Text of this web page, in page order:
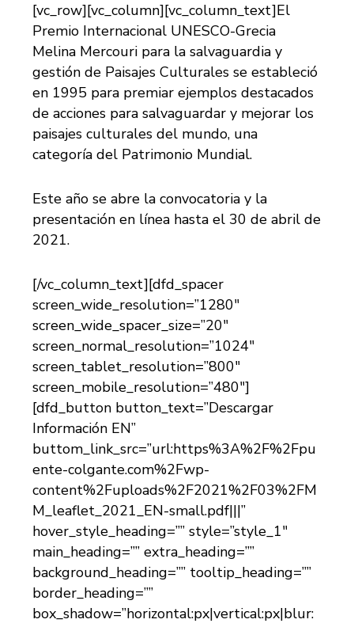
[vc_row][vc_column][vc_column_text]El
Premio Internacional UNESCO-Grecia
Melina Mercouri para la salvaguardia y
gestión de Paisajes Culturales se estableció
en 1995 para premiar ejemplos destacados
de acciones para salvaguardar y mejorar los
paisajes culturales del mundo, una
categoría del Patrimonio Mundial.
Este año se abre la convocatoria y la
presentación en línea hasta el 30 de abril de
2021.
[/vc_column_text][dfd_spacer
screen_wide_resolution=”1280″
screen_wide_spacer_size=”20″
screen_normal_resolution=”1024″
screen_tablet_resolution=”800″
screen_mobile_resolution=”480″]
[dfd_button button_text=”Descargar
Información EN”
buttom_link_src=”url:https%3A%2F%2Fpu
ente-colgante.com%2Fwp-
content%2Fuploads%2F2021%2F03%2FM
M_leaflet_2021_EN-small.pdf|||”
hover_style_heading=”” style=”style_1″
main_heading=”” extra_heading=””
background_heading=”” tooltip_heading=””
border_heading=””
box_shadow=”horizontal:px|vertical:px|blur: